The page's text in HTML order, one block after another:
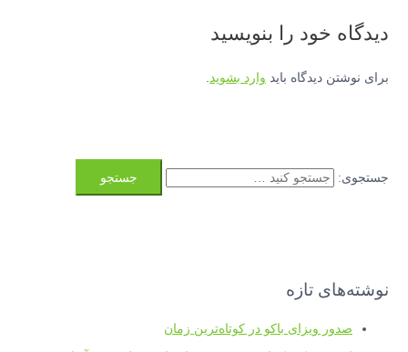
دیدگاه‌ خود را بنویسید
برای نوشتن دیدگاه باید وارد بشوید.
جستجوی:
نوشته‌های تازه
صدور ویزای باکو در کوتاه‌ترین زمان